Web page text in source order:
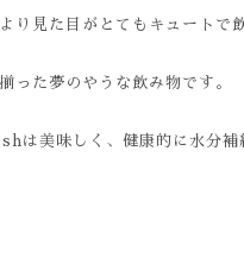
り見た目がとてもキュートで
った夢のやうな飲み物です。
は美味しく、健康的に水分補